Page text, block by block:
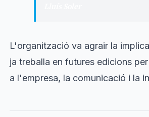
L'organització va agrair la
ja treballa en futures edicions
a l'empresa, la comunicació i la